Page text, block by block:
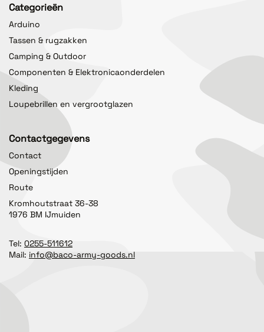
Categorieën
Arduino
Tassen & rugzakken
Camping & Outdoor
Componenten & Elektronicaonderdelen
Kleding
Loupebrillen en vergrootglazen
Contactgegevens
Contact
Openingstijden
Route
Kromhoutstraat 36-38
1976 BM IJmuiden
Tel: 0255-511612
Mail: info@baco-army-goods.nl